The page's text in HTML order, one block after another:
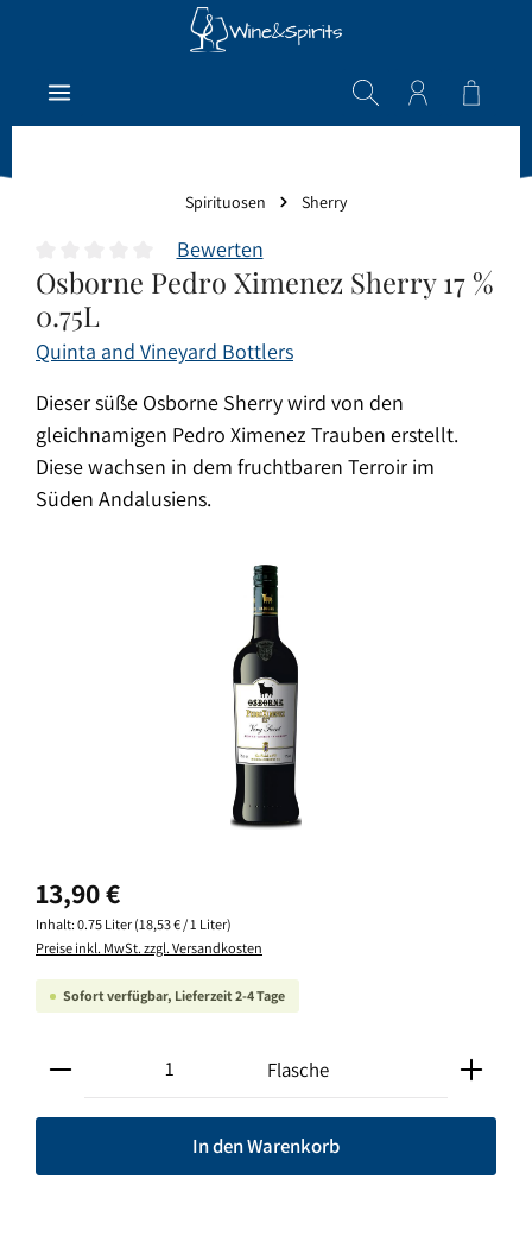
Zum Hauptinhalt springen
Spirituosen Sherry
Durchschnittliche Bewertung von 0 von 5 Sternen
Bewerten
Osborne Pedro Ximenez Sherry 17 %
0.75L
Quinta and Vineyard Bottlers
Dieser süße Osborne Sherry wird von den
gleichnamigen Pedro Ximenez Trauben erstellt.
Diese wachsen in dem fruchtbaren Terroir im
Süden Andalusiens.
Bildergalerie überspringen
Regulärer Preis:
13,90 €
Inhalt:0.75 Liter(18,53 € / 1 Liter)
Preise inkl. MwSt. zzgl. Versandkosten
Sofort verfügbar, Lieferzeit 2-4 Tage
Produkt Anzahl: Gib den gewünschten Wert ein oder
Flasche
In den Warenkorb